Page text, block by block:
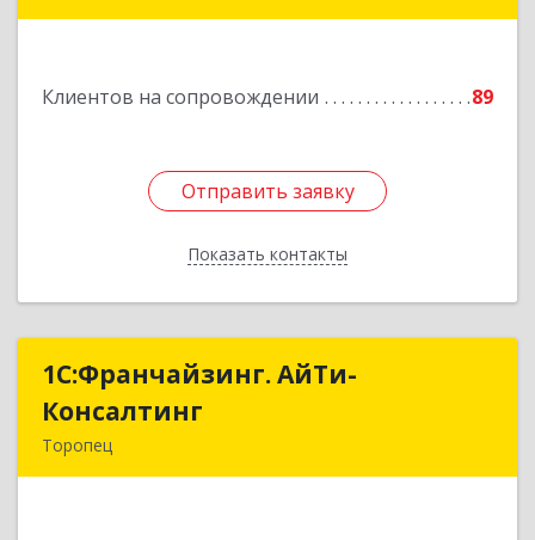
Клиентов на сопровождении 89
Отправить заявку
Показать контакты
Подробнее
Отправить заявку
Назад
1С:Франчайзинг. АйТи-
Консалтинг
Торопец
1С:Франчайзинг. АйТи-